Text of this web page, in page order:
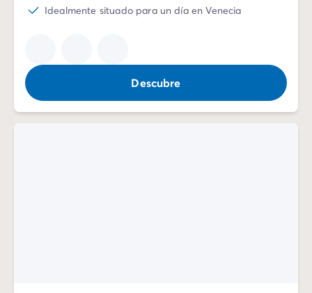
Idealmente situado para un día en Venecia
Descubre